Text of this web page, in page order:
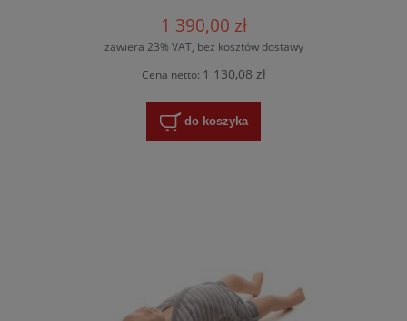
1 390,00 zł
zawiera 23% VAT, bez kosztów dostawy
Cena netto: 1 130,08 zł
do koszyka